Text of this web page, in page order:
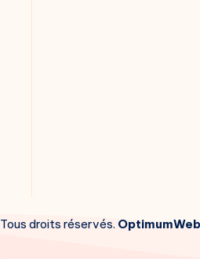
Tous droits réservés.